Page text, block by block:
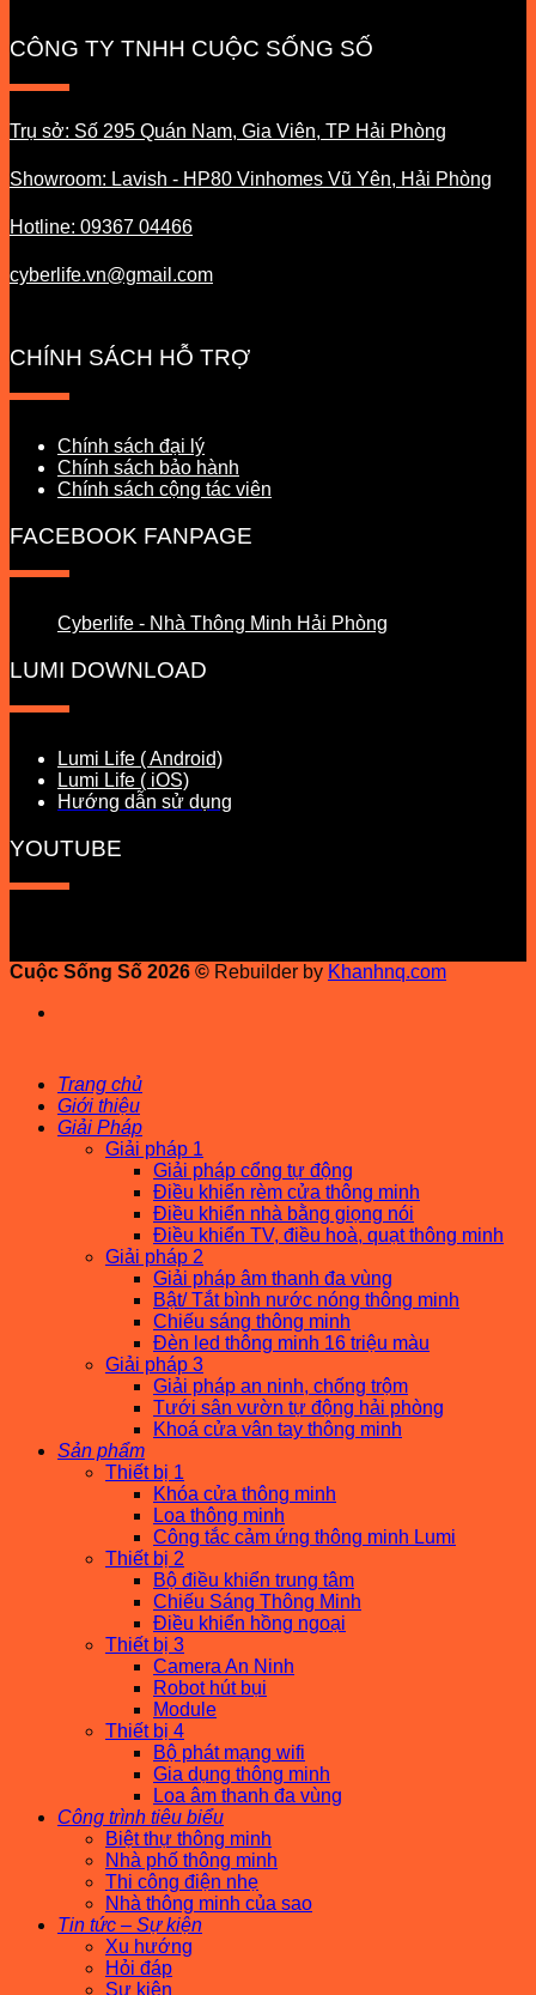
CÔNG TY TNHH CUỘC SỐNG SỐ
Trụ sở: Số 295 Quán Nam, Gia Viên, TP Hải Phòng
Showroom: Lavish - HP80 Vinhomes Vũ Yên, Hải Phòng
Hotline: 09367 04466
cyberlife.vn@gmail.com
CHÍNH SÁCH HỖ TRỢ
Chính sách đại lý
Chính sách bảo hành
Chính sách cộng tác viên
FACEBOOK FANPAGE
Cyberlife - Nhà Thông Minh Hải Phòng
LUMI DOWNLOAD
Lumi Life ( Android)
Lumi Life ( iOS)
Hướng dẫn sử dụng
YOUTUBE
Cuộc Sống Số 2026 © Rebuilder by Khanhnq.com
Trang chủ
Giới thiệu
Giải Pháp
Giải pháp 1
Giải pháp cổng tự động
Điều khiển rèm cửa thông minh
Điều khiển nhà bằng giọng nói
Điều khiển TV, điều hoà, quạt thông minh
Giải pháp 2
Giải pháp âm thanh đa vùng
Bật/ Tắt bình nước nóng thông minh
Chiếu sáng thông minh
Đèn led thông minh 16 triệu màu
Giải pháp 3
Giải pháp an ninh, chống trộm
Tưới sân vườn tự động hải phòng
Khoá cửa vân tay thông minh
Sản phẩm
Thiết bị 1
Khóa cửa thông minh
Loa thông minh
Công tắc cảm ứng thông minh Lumi
Thiết bị 2
Bộ điều khiển trung tâm
Chiếu Sáng Thông Minh
Điều khiển hồng ngoại
Thiết bị 3
Camera An Ninh
Robot hút bụi
Module
Thiết bị 4
Bộ phát mạng wifi
Gia dụng thông minh
Loa âm thanh đa vùng
Công trình tiêu biểu
Biệt thự thông minh
Nhà phố thông minh
Thi công điện nhẹ
Nhà thông minh của sao
Tin tức – Sự kiện
Xu hướng
Hỏi đáp
Sự kiện